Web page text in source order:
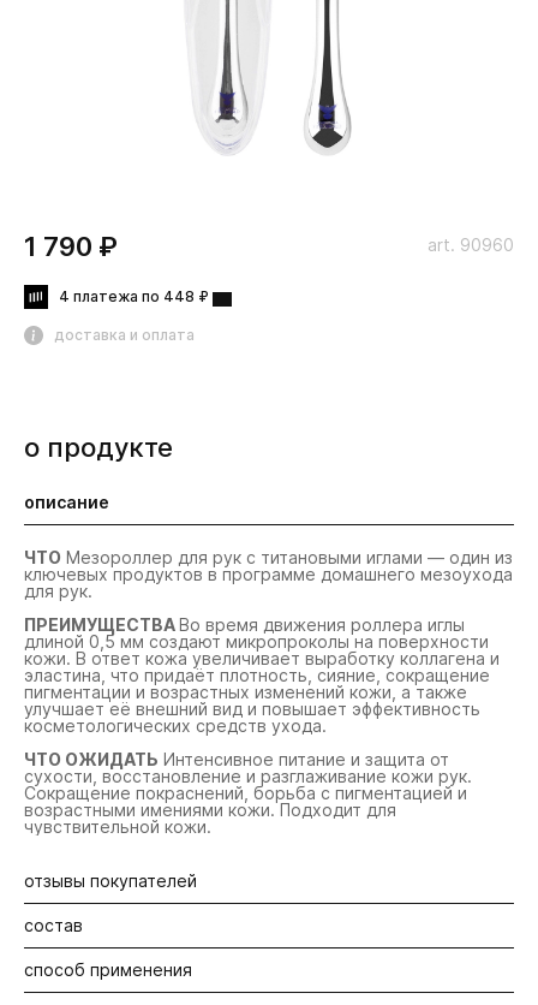
art. 90960
1 790 ₽
4 платежа по 448 ₽
доставка и оплата
о продукте
описание
ЧТО Мезороллер для рук с титановыми иглами — один из
ключевых продуктов в программе домашнего мезоухода
для рук.
ПРЕИМУЩЕСТВАВо время движения роллера иглы
длиной 0,5 мм создают микропроколы на поверхности
кожи. В ответ кожа увеличивает выработку коллагена и
эластина, что придаёт плотность, сияние, сокращение
пигментации и возрастных изменений кожи, а также
улучшает её внешний вид и повышает эффективность
косметологических средств ухода.
ЧТО ОЖИДАТЬ Интенсивное питание и защита от
сухости, восстановление и разглаживание кожи рук.
Сокращение покраснений, борьба с пигментацией и
возрастными имениями кожи. Подходит для
чувствительной кожи.
отзывы покупателей
Будьте первыми! Оставьте отзыв об этом продукте
состав
Мезороллер с титановыми иглами 0,5 мм.
способ применения